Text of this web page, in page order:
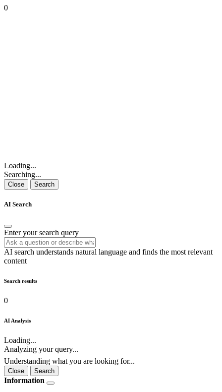
0
Loading...
Searching...
Close Search
AI Search
Enter your search query
AI search understands natural language and finds the most relevant
content
Search results
0
AI Analysis
Loading...
Analyzing your query...
Understanding what you are looking for...
Close Search
Information